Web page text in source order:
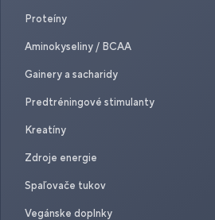
Proteíny
Aminokyseliny / BCAA
Gainery a sacharidy
Predtréningové stimulanty
Kreatíny
Zdroje energie
Spaľovače tukov
Vegánske doplnky